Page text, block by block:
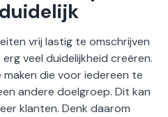
vrij lastig te omschrijven
veel duidelijkheid creëren.
die voor iedereen te
andere doelgroep. Dit kan
klanten. Denk daarom